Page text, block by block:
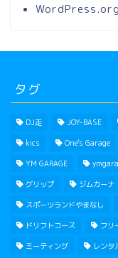
WordPress.org
タグ
DJ走 JOY-BASE
kics One's Garage
YM GARAGE
グリップ ジムカーナ
スポーツランドやまなし
ドリフトコース フリ
ミーティング レンタ